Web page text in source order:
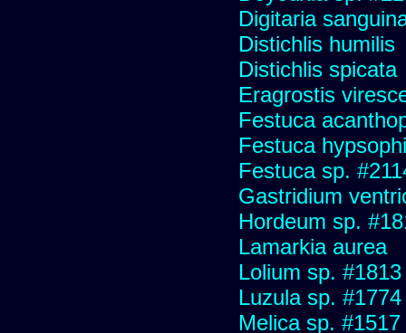
Digitaria
Distichlis humilis
Distichlis spicata
Eragrostis
Festuca
Festuca
Festuca sp.
Gastridium
Hordeum sp.
Lamarkia aurea
Lolium sp. #1813
Luzula sp. #1774
Melica sp. #1517